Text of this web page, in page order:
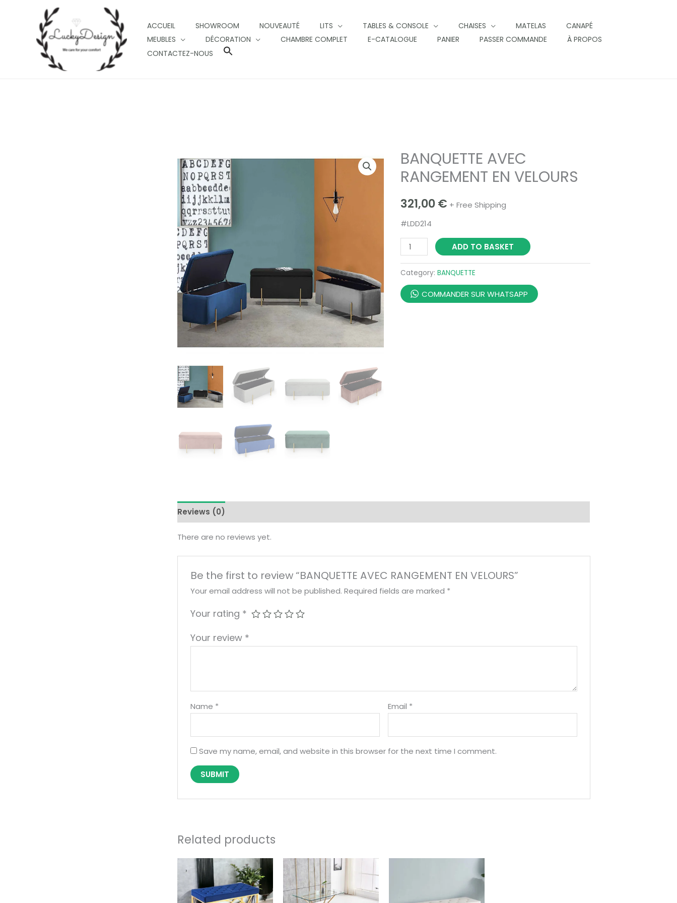
ACCUEIL SHOWROOM NOUVEAUTÉ LITS TABLES & CONSOLE CHAISES MATELAS
CANAPÉ
MEUBLES
DÉCORATION CHAMBRE COMPLET E-CATALOGUE PANIER PASSER COMMANDE
À PROPOS
CONTACTEZ-NOUS
BANQUETTE AVEC
RANGEMENT EN VELOURS
321,00€ + Free Shipping
#LDD214
BANQUETTE
AVEC
RANGEMENT
EN
VELOURS
quantity
ADD TO BASKET
Category: BANQUETTE
COMMANDER SUR WHATSAPP
Reviews (0)
There are no reviews yet.
Be the first to review “BANQUETTE AVEC RANGEMENT EN VELOURS”
Your email address will not be published. Required fields are marked *
Your rating *
Your review *
Name * Email *
Save my name, email, and website in this browser for the next time I comment.
Related products